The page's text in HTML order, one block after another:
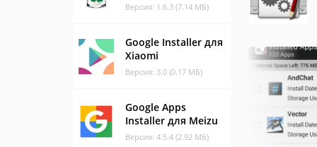
Версия: 1.6.3 (7.14 МБ)
Google Installer для
Xiaomi
Версия: 3.0 (0.17 МБ)
Google Apps
Installer для Meizu
Версия: 4.5.4 (2.92 МБ)